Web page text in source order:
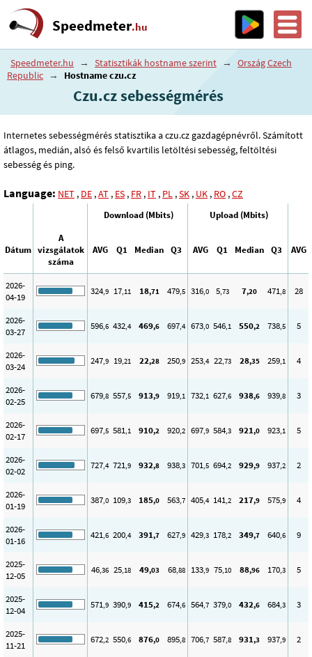
Speedmeter.hu
Speedmeter.hu → Statisztikák hostname szerint →
Ország Czech
Republic → Hostname czu.cz
Czu.cz sebességmérés
Internetes sebességmérés statisztika a czu.cz gazdagépnévről. Számított
átlagos, medián, alsó és felső kvartilis letöltési sebesség, feltöltési
sebesség és ping.
Language: NET , DE ,AT , ES , FR , IT , PL ,SK , UK , RO ,CZ
Download (Mbits) Upload (Mbits)
Dátum
A
vizsgálatok
száma
AVG Q1 Median Q3 AVG Q1 Median Q3 AVG
2026-
04-19
324,9 17,11 18,71 479,5 316,0 5,73 7,20 471,8 28
2026-
03-27
596,6 432,4 469,6 697,4 673,0 546,1 550,2 738,5 5
2026-
03-24
247,9 19,21 22,28 250,9 253,4 22,73 28,35 259,1 4
2026-
02-25
679,8 557,5 913,9 919,1 732,1 627,6 938,6 939,8 3
2026-
02-17
697,5 581,1 910,2 920,2 697,9 584,3 921,0 923,1 5
2026-
02-02
727,4 721,9 932,8 938,3 701,5 694,2 929,9 937,2 2
2026-
01-19
387,0 109,3 185,0 563,7 405,4 141,2 217,9 575,9 4
2026-
01-16
421,6 200,4 391,7 627,9 429,3 178,2 349,7 640,6 9
2025-
12-05
46,36 25,18 49,03 68,88 133,9 75,10 88,96 170,3 5
2025-
12-04
571,9 390,9 415,2 674,6 564,7 379,0 432,6 684,3 3
2025-
11-21
672,2 550,6 876,0 895,8 706,7 587,8 931,3 937,9 2